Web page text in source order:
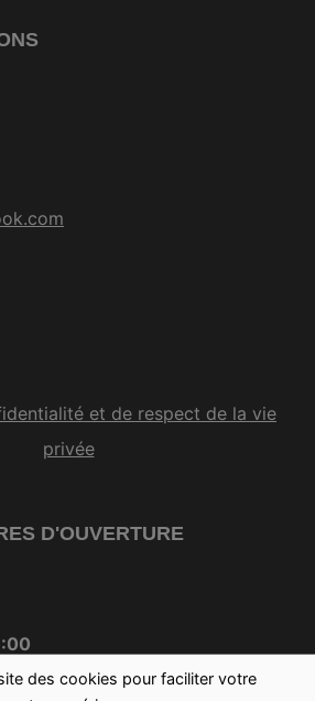
des cookies pour faciliter votre
et de respect de la vie
privée
D'OUVERTURE